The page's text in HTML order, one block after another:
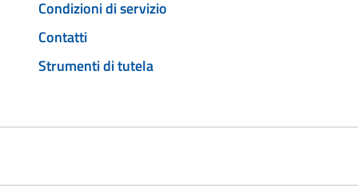
Condizioni di servizio
Contatti
Strumenti di tutela